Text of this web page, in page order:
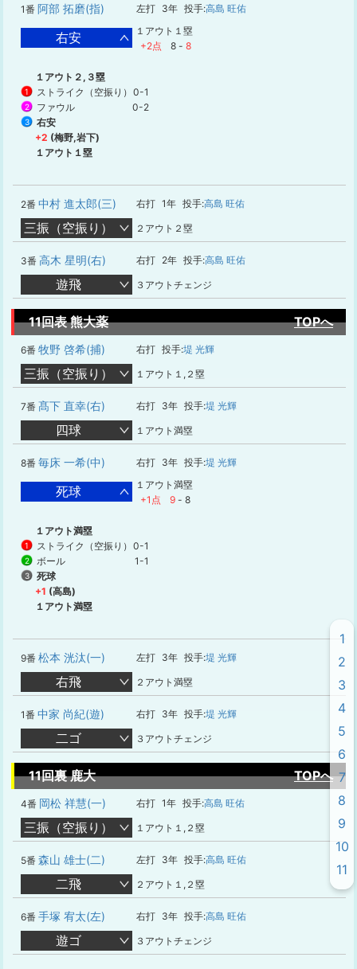
1番 阿部 拓磨(指) 左打 3年 投手:高島 旺佑
右安
１アウト１塁
+2点
8 - 8
１アウト２,３塁
1 ストライク（空振り） 0-1
2 ファウル 0-2
3
右安
+2 (梅野,岩下)
１アウト１塁
2番 中村 進太郎(三) 右打 1年 投手:高島 旺佑
三振（空振り） ２アウト２塁
3番 高木 星明(右) 右打 2年 投手:高島 旺佑
遊飛 ３アウトチェンジ
11回表 熊大薬 TOPへ
6番 牧野 啓希(捕) 右打 投手:堤 光輝
三振（空振り） １アウト１,２塁
7番 髙下 直幸(右) 右打 3年 投手:堤 光輝
四球 １アウト満塁
8番 毎床 一希(中) 右打 3年 投手:堤 光輝
死球
１アウト満塁
+1点
9 - 8
１アウト満塁
1 ストライク（空振り） 0-1
2 ボール 1-1
3
死球
+1 (高島)
１アウト満塁
9番 松本 洸汰(一) 左打 3年 投手:堤 光輝
右飛 ２アウト満塁
1番 中家 尚紀(遊) 右打 3年 投手:堤 光輝
二ゴ ３アウトチェンジ
11回裏 鹿大 TOPへ
4番 岡松 祥慧(一) 右打 1年 投手:高島 旺佑
三振（空振り） １アウト１,２塁
5番 森山 雄士(二) 左打 3年 投手:高島 旺佑
二飛 ２アウト１,２塁
6番 手塚 宥太(左) 右打 3年 投手:高島 旺佑
遊ゴ ３アウトチェンジ
1
2
3
4
5
6
7
8
9
10
11